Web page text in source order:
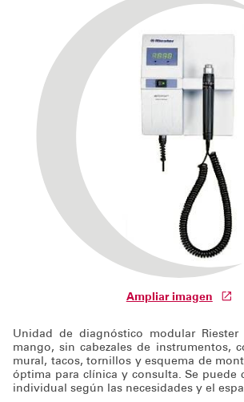
Equipos Consulta médica
Consumibles
Solicita información
Ampliar imagen
Unidad de diagnóstico modular Riester
mango, sin cabezales de instrumentos,
mural, tacos, tornillos y esquema de
óptima para clínica y consulta. Se puede
individual según las necesidades y el